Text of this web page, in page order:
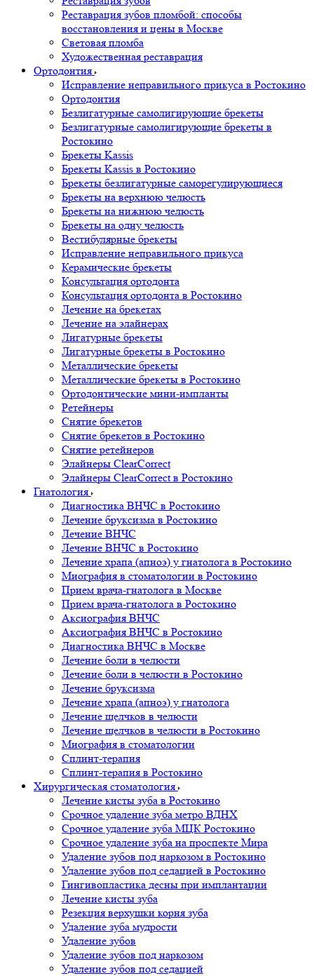
Реставрация зубов пломбой: способы
восстановления и цены в Москве
Световая пломба
Художественная реставрация
Ортодонтия
Исправление неправильного прикуса в Ростокино
Ортодонтия
Безлигатурные самолигирующие брекеты
Безлигатурные самолигирующие брекеты в
Ростокино
Брекеты Kassis
Брекеты Kassis в Ростокино
Брекеты безлигатурные саморегулирующиеся
Брекеты на верхнюю челюсть
Брекеты на нижнюю челюсть
Брекеты на одну челюсть
Вестибулярные брекеты
Исправление неправильного прикуса
Керамические брекеты
Консультация ортодонта
Консультация ортодонта в Ростокино
Лечение на брекетах
Лечение на элайнерах
Лигатурные брекеты
Лигатурные брекеты в Ростокино
Металлические брекеты
Металлические брекеты в Ростокино
Ортодонтические мини-импланты
Ретейнеры
Снятие брекетов
Снятие брекетов в Ростокино
Снятие ретейнеров
Элайнеры ClearCorrect
Элайнеры ClearCorrect в Ростокино
Гнатология
Диагностика ВНЧС в Ростокино
Лечение бруксизма в Ростокино
Лечение ВНЧС
Лечение ВНЧС в Ростокино
Лечение храпа (апноэ) у гнатолога в Ростокино
Миография в стоматологии в Ростокино
Прием врача-гнатолога в Москве
Прием врача-гнатолога в Ростокино
Аксиография ВНЧС
Аксиография ВНЧС в Ростокино
Диагностика ВНЧС в Москве
Лечение боли в челюсти
Лечение боли в челюсти в Ростокино
Лечение бруксизма
Лечение храпа (апноэ) у гнатолога
Лечение щелчков в челюсти
Лечение щелчков в челюсти в Ростокино
Миография в стоматологии
Сплинт-терапия
Сплинт-терапия в Ростокино
Хирургическая стоматология
Лечение кисты зуба в Ростокино
Срочное удаление зуба метро ВДНХ
Срочное удаление зуба МЦК Ростокино
Срочное удаление зуба на проспекте Мира
Удаление зубов под наркозом в Ростокино
Удаление зубов под седацией в Ростокино
Гингивопластика десны при имплантации
Лечение кисты зуба
Резекция верхушки корня зуба
Удаление зуба мудрости
Удаление зубов
Удаление зубов под наркозом
Удаление зубов под седацией